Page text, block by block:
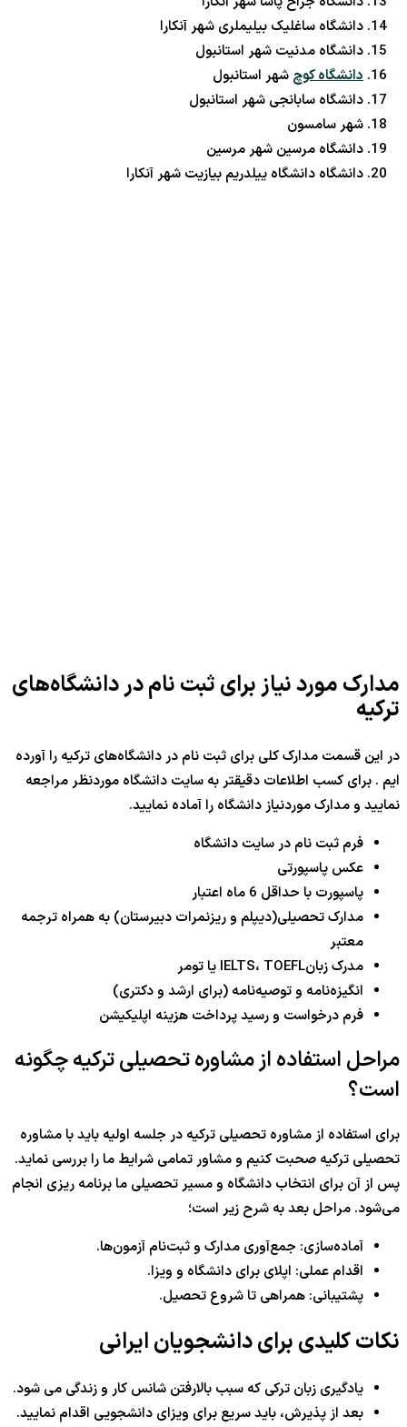
دانشگاه ساغلیک بیلیملری شهر آنکارا
دانشگاه مدنیت شهر استانبول
دانشگاه کوچ شهر استانبول
دانشگاه سابانجی شهر استانبول
شهر سامسون
دانشگاه مرسین شهر مرسین
دانشگاه دانشگاه ییلدریم بیازیت شهر آنکارا
مدارک مورد نیاز برای ثبت نام در دانشگاه‌های
ترکیه
در این قسمت مدارک کلی برای ثبت نام در دانشگاه‌های ترکیه را آورده
ایم . برای کسب اطلاعات دقیقتر به سایت دانشگاه موردنظر مراجعه
نمایید و مدارک موردنیاز دانشگاه را آماده نمایید.
فرم ثبت نام در سایت دانشگاه
عکس پاسپورتی
پاسپورت با حداقل 6 ماه اعتبار
مدارک تحصیلی(دیپلم و ریزنمرات دبیرستان) به همراه ترجمه
معتبر
مدرک زبانIELTS، TOEFL یا تومر
انگیزه‌نامه و توصیه‌نامه (برای ارشد و دکتری)
فرم درخواست و رسید پرداخت هزینه اپلیکیشن
مراحل استفاده از مشاوره تحصیلی ترکیه چگونه
است؟
برای استفاده از مشاوره تحصیلی ترکیه در جلسه اولیه باید با مشاوره
تحصیلی ترکیه صحبت کنیم و مشاور تمامی شرایط ما را بررسی نماید.
پس از آن برای انتخاب دانشگاه و مسیر تحصیلی ما برنامه ریزی انجام
می‌شود. مراحل بعد به شرح زیر است؛
آماده‌سازی: جمع‌آوری مدارک و ثبت‌نام آزمون‌ها.
اقدام عملی: اپلای برای دانشگاه و ویزا.
پشتیبانی: همراهی تا شروع تحصیل.
نکات کلیدی برای دانشجویان ایرانی
یادگیری زبان ترکی که سبب بالارفتن شانس کار و زندگی می شود.
بعد از پذیرش، باید سریع برای ویزای دانشجویی اقدام نمایید.